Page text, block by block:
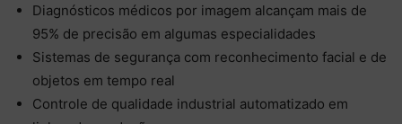
Diagnósticos médicos por imagem alcançam mais de
95% de precisão em algumas especialidades
Sistemas de segurança com reconhecimento facial e de
objetos em tempo real
Controle de qualidade industrial automatizado em